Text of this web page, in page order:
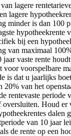
lagere
lagere
minder is dan 100
hypotheekrente
bij een
van maximaal
vaste rente
voor voorspelbare
is dat u jaarlijks
20% van het
rentevaste periode
Houd er
dalen
van 10 jaar
de rente op een